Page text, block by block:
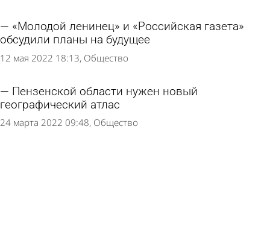
«Молодой ленинец» и «Российская газета»
обсудили планы на будущее
12 мая 2022 18:13 Общество
Пензенской области нужен новый
географический атлас
24 марта 2022 09:48 Общество